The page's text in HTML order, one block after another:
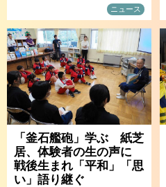
ニュース
「釜石艦砲」学ぶ 紙芝
居、体験者の生の声に
戦後生まれ「平和」「思
い」語り継ぐ